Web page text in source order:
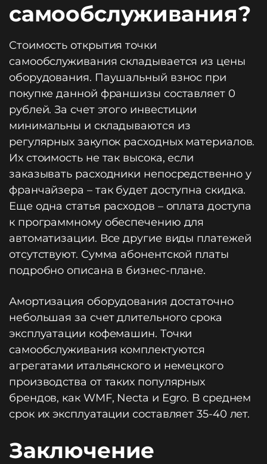
самообслуживания?
Стоимость открытия точки
самообслуживания складывается из цены
оборудования. Паушальный взнос при
покупке данной франшизы составляет 0
рублей. За счет этого инвестиции
минимальны и складываются из
регулярных закупок расходных материалов.
Их стоимость не так высока, если
заказывать расходники непосредственно у
франчайзера – так будет доступна скидка.
Еще одна статья расходов – оплата доступа
к программному обеспечению для
автоматизации. Все другие виды платежей
отсутствуют. Сумма абонентской платы
подробно описана в бизнес-плане.
Амортизация оборудования достаточно
небольшая за счет длительного срока
эксплуатации кофемашин. Точки
самообслуживания комплектуются
агрегатами итальянского и немецкого
производства от таких популярных
брендов, как WMF, Necta и Egro. В среднем
срок их эксплуатации составляет 35-40 лет.
Заключение